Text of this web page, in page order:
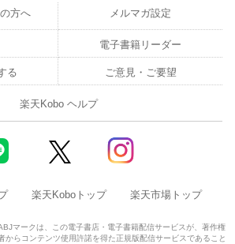
方へ メルマガ設定
電子書籍リーダー
る ご意見・ご要望
楽天Kobo ヘルプ
楽天Koboトップ 楽天市場トップ
マークは、この電子書店・電子書籍配信サービスが、著作権
からコンテンツ使用許諾を得た正規版配信サービスであること